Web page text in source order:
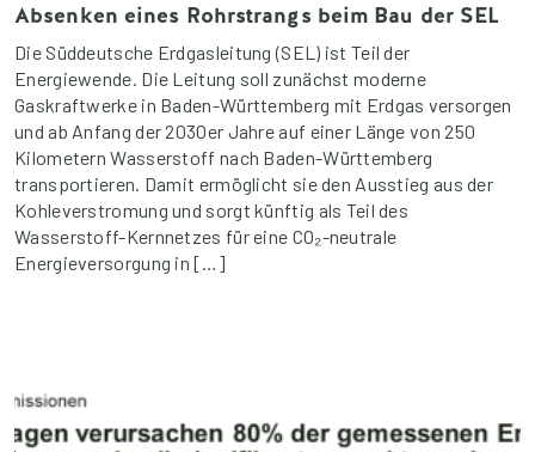
Absenken eines Rohrstrangs beim Bau der SEL
Die Süddeutsche Erdgasleitung (SEL) ist Teil der
Energiewende. Die Leitung soll zunächst moderne
Gaskraftwerke in Baden-Württemberg mit Erdgas versorgen
und ab Anfang der 2030er Jahre auf einer Länge von 250
Kilometern Wasserstoff nach Baden-Württemberg
transportieren. Damit ermöglicht sie den Ausstieg aus der
Kohleverstromung und sorgt künftig als Teil des
Wasserstoff-Kernnetzes für eine CO₂-neutrale
Energieversorgung in […]